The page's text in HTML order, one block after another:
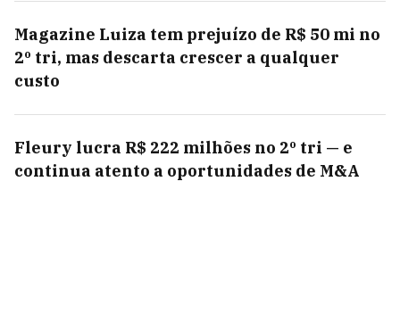
Magazine Luiza tem prejuízo de R$ 50 mi no
2º tri, mas descarta crescer a qualquer
custo
Fleury lucra R$ 222 milhões no 2º tri — e
continua atento a oportunidades de M&A